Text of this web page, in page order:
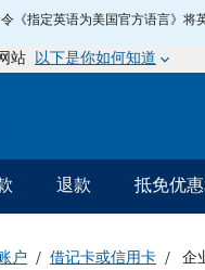
令《指定英语为美国官方语言》
站 以下是你如何知道
退款 抵免优
户 借记卡或信用卡 企